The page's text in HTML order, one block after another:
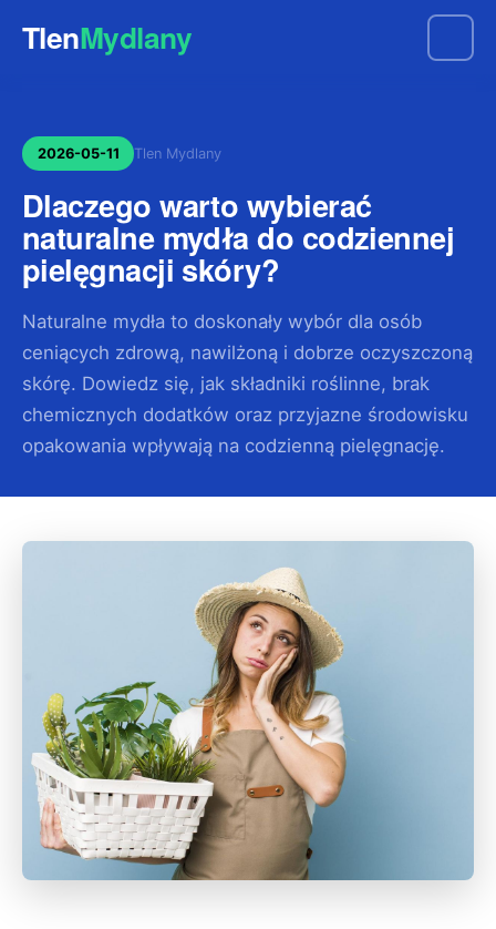
TlenMydlany
2026-05-11 Tlen Mydlany
Dlaczego warto wybierać
naturalne mydła do codziennej
pielęgnacji skóry?
Naturalne mydła to doskonały wybór dla osób
ceniących zdrową, nawilżoną i dobrze oczyszczoną
skórę. Dowiedz się, jak składniki roślinne, brak
chemicznych dodatków oraz przyjazne środowisku
opakowania wpływają na codzienną pielęgnację.